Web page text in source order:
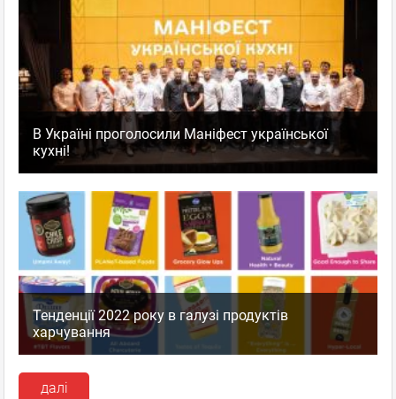
В Україні проголосили Маніфест української
кухні!
Тенденції 2022 року в галузі продуктів
харчування
далі